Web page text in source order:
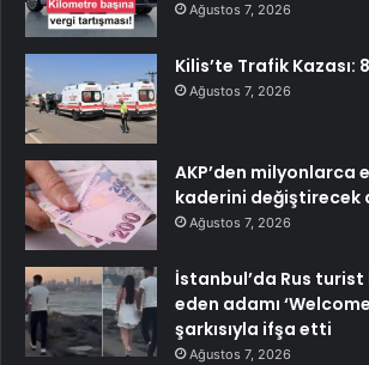
Ağustos 7, 2026
Kilis’te Trafik Kazası:
Ağustos 7, 2026
AKP’den milyonlarca
kaderini değiştirecek
Ağustos 7, 2026
İstanbul’da Rus
eden adamı
şarkısıyla ifşa etti
Ağustos 7, 2026